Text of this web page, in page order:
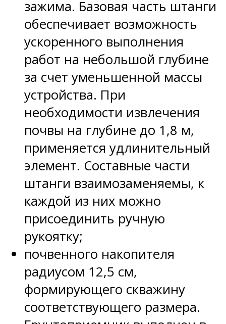
зажима. Базовая часть штанги
обеспечивает возможность
ускоренного выполнения
работ на небольшой глубине
за счет уменьшенной массы
устройства. При
необходимости извлечения
почвы на глубине до 1,8 м,
применяется удлинительный
элемент. Составные части
штанги взаимозаменяемы, к
каждой из них можно
присоединить ручную
рукоятку;
почвенного накопителя
радиусом 12,5 см,
формирующего скважину
соответствующего размера.